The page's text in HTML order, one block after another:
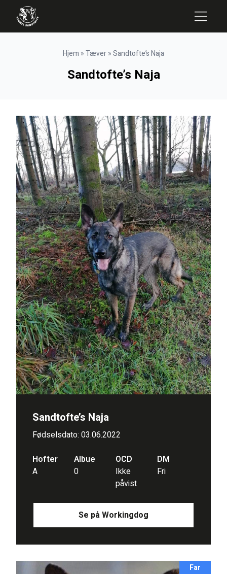
Hjem »Tæver»Sandtofte’s Naja
Sandtofte’s Naja
Sandtofte’s Naja
Fødselsdato: 03.06.2022
Hofter
Albue OCD
DM
A
0
Ikke
påvist
Fri
Se på Workingdog
Far